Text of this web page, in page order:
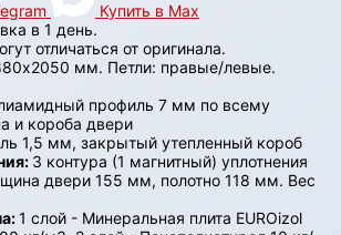
Купить в Max
в 1 день.
отличаться от оригинала.
мм. Петли: правые/левые.
профиль 7 мм по всему
и короба двери
1,5 мм, закрытый утепленный короб
3 контура (1 магнитный) уплотнения
двери 155 мм, полотно 118 мм. Вес
1 слой - Минеральная плита EUROizol